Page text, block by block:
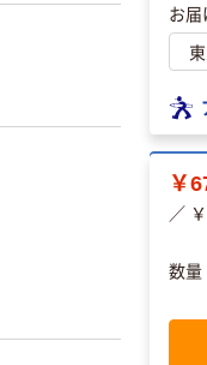
お届
￥
／
数量